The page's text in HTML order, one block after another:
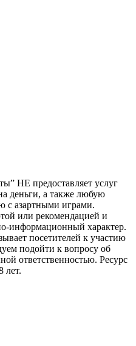
НЕ предоставляет услуг
деньги, а также любую
с азартными играми.
или рекомендацией и
информационный характер.
посетителей к участию
подойти к вопросу об
ответственностью. Ресурс
лет.